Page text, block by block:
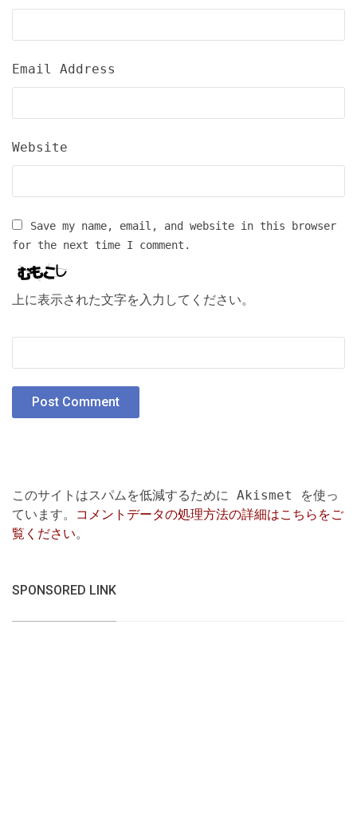
Email Address
Website
Save my name, email, and website in this browser
for the next time I comment.
上に表示された文字を入力してください。
このサイトはスパムを低減するために Akismet を使っ
ています。
コメントデータの処理方法の詳細はこちらをご
覧ください。
SPONSORED LINK